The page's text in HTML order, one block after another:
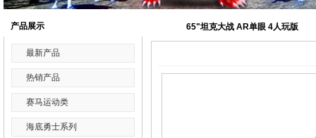
产品展示
最新产品
热销产品
赛马运动类
海底勇士系列
65"坦克大战 AR单眼 4人玩版